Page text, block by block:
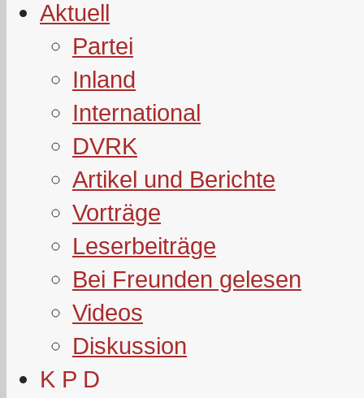
Aktuell
Partei
Inland
International
DVRK
Artikel und Berichte
Vorträge
Leserbeiträge
Bei Freunden gelesen
Videos
Diskussion
K P D